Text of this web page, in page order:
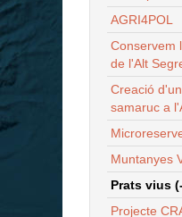
AGRI4POL
Conservem
de l'Alt
Creació
samaruc a
Muntanyes
Prats vius
Projecte